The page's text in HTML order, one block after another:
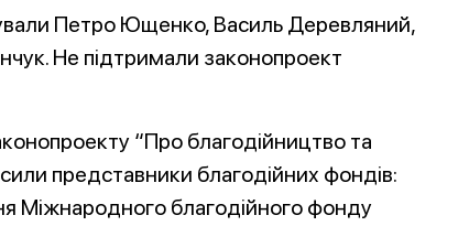
Петро Ющенко, Василь Деревляний,
Не підтримали законопроект
“Про благодійництво та
представники благодійних фондів:
Міжнародного благодійного фонду